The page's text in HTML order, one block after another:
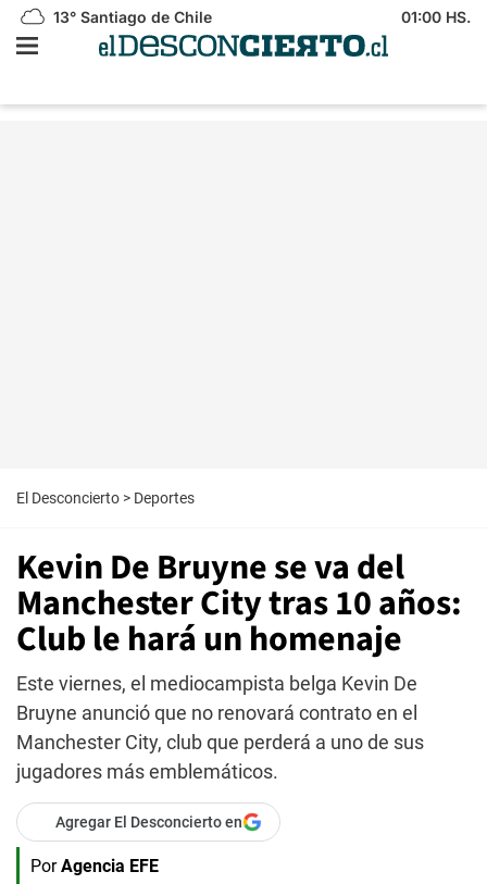
13° Santiago de Chile 01:00 HS.
El Desconcierto > Deportes
Kevin De Bruyne se va del
Manchester City tras 10 años:
Club le hará un homenaje
Este viernes, el mediocampista belga Kevin De
Bruyne anunció que no renovará contrato en el
Manchester City, club que perderá a uno de sus
jugadores más emblemáticos.
Agregar El Desconcierto en
Por Agencia EFE